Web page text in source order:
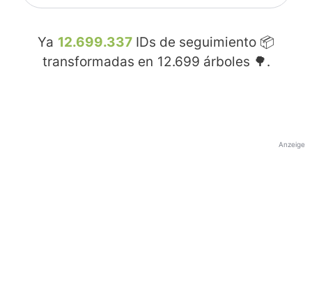
Ya 12.699.337 IDs de seguimiento 📦
transformadas en 12.699 árboles 🌳.
Anzeige